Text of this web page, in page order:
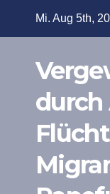
Mi. Aug 5th,
durch